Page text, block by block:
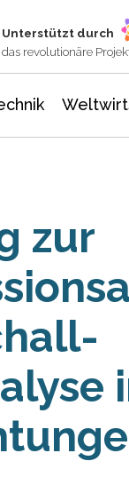
Unterstützt durch
das revolutionäre
zur